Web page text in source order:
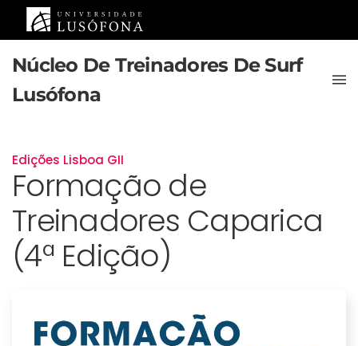
Saltar para o conteúdo principal
Núcleo De Treinadores De Surf
Lusófona
Edições Lisboa GII
Formação de
Treinadores Caparica
(4ª Edição)